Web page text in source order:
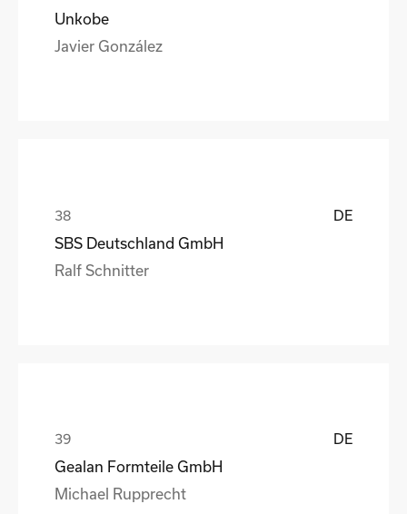
Unkobe
Javier González
DE
SBS Deutschland GmbH
Ralf Schnitter
DE
Gealan Formteile GmbH
Michael Rupprecht